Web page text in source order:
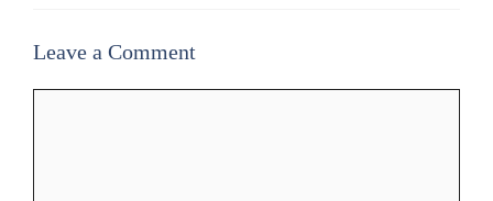
Leave a Comment